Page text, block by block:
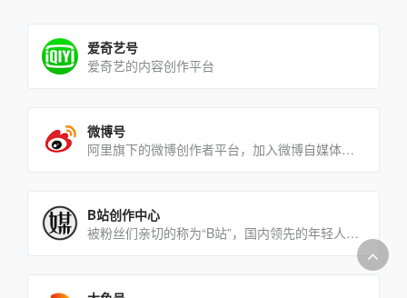
爱奇艺号
爱奇艺的内容创作平台
微博号
阿里旗下的微博创作者平台，加入微博自媒体，你就是品牌
B站创作中心
被粉丝们亲切的称为“B站”，国内领先的年轻人文化社区